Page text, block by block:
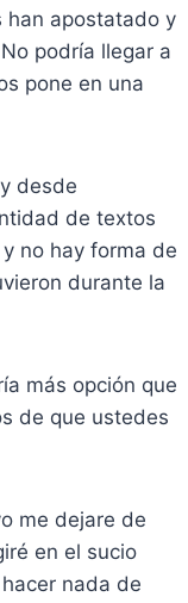
han apostatado y
podría llegar a
pone en una
desde
de textos
no hay forma de
durante la
más opción que
de que ustedes
me dejare de
en el sucio
nada de